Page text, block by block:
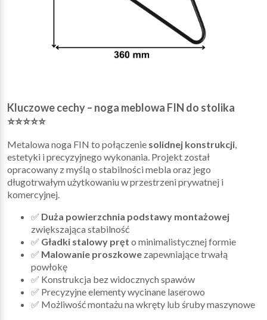
Kluczowe cechy – noga meblowa FIN do stolika
⭐⭐⭐⭐⭐
Metalowa noga FIN to połączenie solidnej konstrukcji,
estetyki i precyzyjnego wykonania. Projekt został
opracowany z myślą o stabilności mebla oraz jego
długotrwałym użytkowaniu w przestrzeni prywatnej i
komercyjnej.
✅ Duża powierzchnia podstawy montażowej
zwiększająca stabilność
✅ Gładki stalowy pręt o minimalistycznej formie
✅ Malowanie proszkowe zapewniające trwałą
powłokę
✅ Konstrukcja bez widocznych spawów
✅ Precyzyjne elementy wycinane laserowo
✅ Możliwość montażu na wkręty lub śruby maszynowe